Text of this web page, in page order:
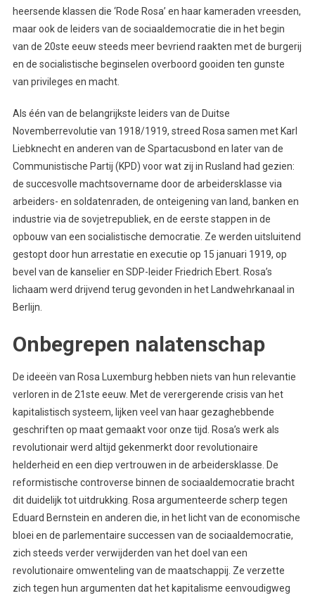
heersende klassen die ‘Rode Rosa’ en haar kameraden vreesden,
maar ook de leiders van de sociaaldemocratie die in het begin
van de 20ste eeuw steeds meer bevriend raakten met de burgerij
en de socialistische beginselen overboord gooiden ten gunste
van privileges en macht.
Als één van de belangrijkste leiders van de Duitse
Novemberrevolutie van 1918/1919, streed Rosa samen met Karl
Liebknecht en anderen van de Spartacusbond en later van de
Communistische Partij (KPD) voor wat zij in Rusland had gezien:
de succesvolle machtsovername door de arbeidersklasse via
arbeiders- en soldatenraden, de onteigening van land, banken en
industrie via de sovjetrepubliek, en de eerste stappen in de
opbouw van een socialistische democratie. Ze werden uitsluitend
gestopt door hun arrestatie en executie op 15 januari 1919, op
bevel van de kanselier en SDP-leider Friedrich Ebert. Rosa’s
lichaam werd drijvend terug gevonden in het Landwehrkanaal in
Berlijn.
Onbegrepen nalatenschap
De ideeën van Rosa Luxemburg hebben niets van hun relevantie
verloren in de 21ste eeuw. Met de verergerende crisis van het
kapitalistisch systeem, lijken veel van haar gezaghebbende
geschriften op maat gemaakt voor onze tijd. Rosa’s werk als
revolutionair werd altijd gekenmerkt door revolutionaire
helderheid en een diep vertrouwen in de arbeidersklasse. De
reformistische controverse binnen de sociaaldemocratie bracht
dit duidelijk tot uitdrukking. Rosa argumenteerde scherp tegen
Eduard Bernstein en anderen die, in het licht van de economische
bloei en de parlementaire successen van de sociaaldemocratie,
zich steeds verder verwijderden van het doel van een
revolutionaire omwenteling van de maatschappij. Ze verzette
zich tegen hun argumenten dat het kapitalisme eenvoudigweg